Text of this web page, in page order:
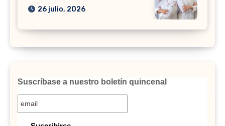
26 julio, 2026
Suscríbase a nuestro boletín quincenal